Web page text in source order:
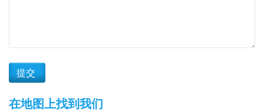
在地图上找到我们